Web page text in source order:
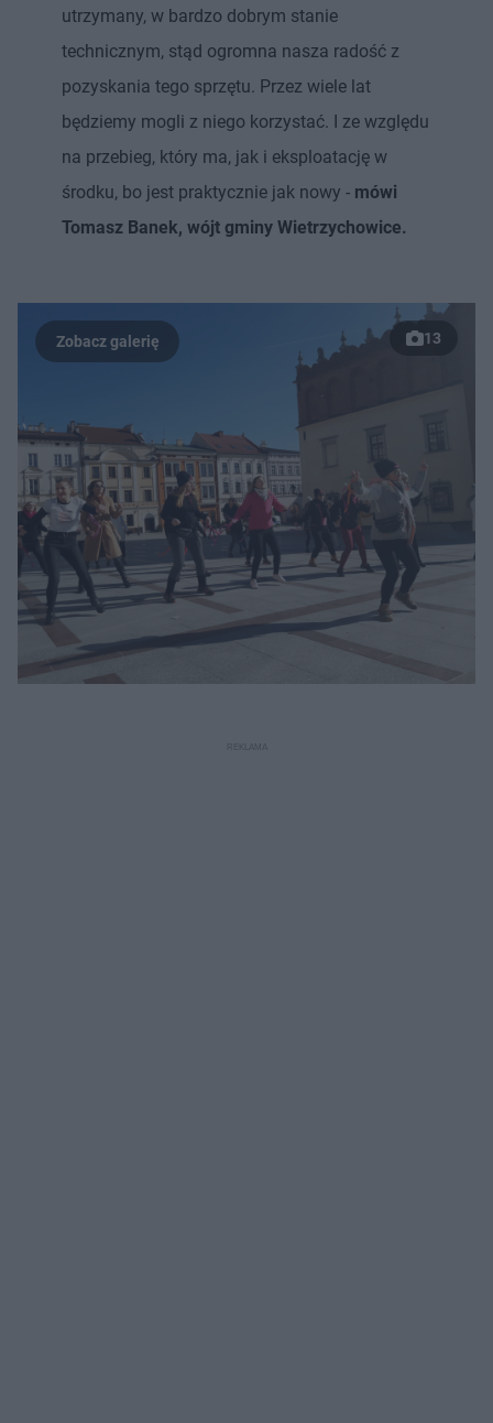
utrzymany, w bardzo dobrym stanie
technicznym, stąd ogromna nasza radość z
pozyskania tego sprzętu. Przez wiele lat
będziemy mogli z niego korzystać. I ze względu
na przebieg, który ma, jak i eksploatację w
środku, bo jest praktycznie jak nowy - mówi
Tomasz Banek, wójt gminy Wietrzychowice.
13